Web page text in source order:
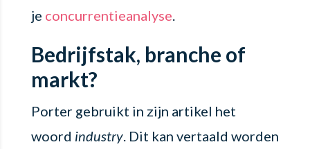
je concurrentieanalyse.
Bedrijfstak, branche of
markt?
Porter gebruikt in zijn artikel het
woord industry. Dit kan vertaald worden